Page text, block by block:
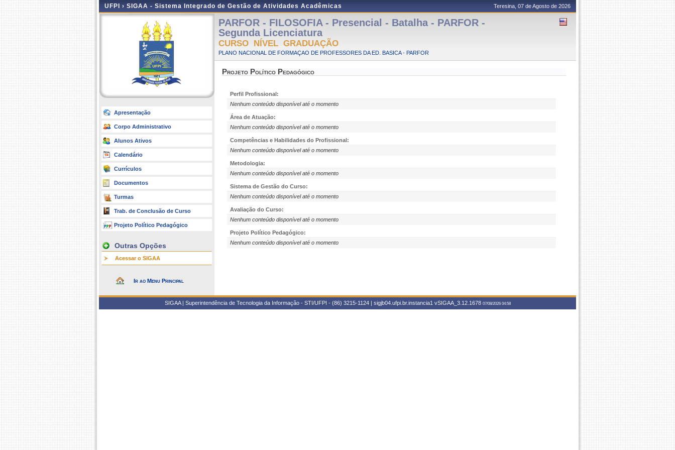
UFPI › SIGAA - Sistema Integrado de Gestão de Atividades Acadêmicas Teresina, 07 de Agosto de 2026
Apresentação
Corpo Administrativo
Alunos Ativos
Calendário
Currículos
Documentos
Turmas
Trab. de Conclusão de Curso
Projeto Político Pedagógico
Outras Opções
Acessar o SIGAA
Ir ao Menu Principal
PARFOR - FILOSOFIA - Presencial - Batalha - PARFOR -
Segunda Licenciatura
CURSO NÍVEL GRADUAÇÃO
PLANO NACIONAL DE FORMAÇAO DE PROFESSORES DA ED. BASICA - PARFOR
Projeto Político Pedagógico
Perfil Profissional:
Nenhum conteúdo disponível até o momento
Área de Atuação:
Nenhum conteúdo disponível até o momento
Competências e Habilidades do Profissional:
Nenhum conteúdo disponível até o momento
Metodologia:
Nenhum conteúdo disponível até o momento
Sistema de Gestão do Curso:
Nenhum conteúdo disponível até o momento
Avaliação do Curso:
Nenhum conteúdo disponível até o momento
Projeto Político Pedagógico:
Nenhum conteúdo disponível até o momento
SIGAA | Superintendência de Tecnologia da Informação - STI/UFPI - (86) 3215-1124 | sigjb04.ufpi.br.instancia1 vSIGAA_3.12.1678 07/08/2026 04:58